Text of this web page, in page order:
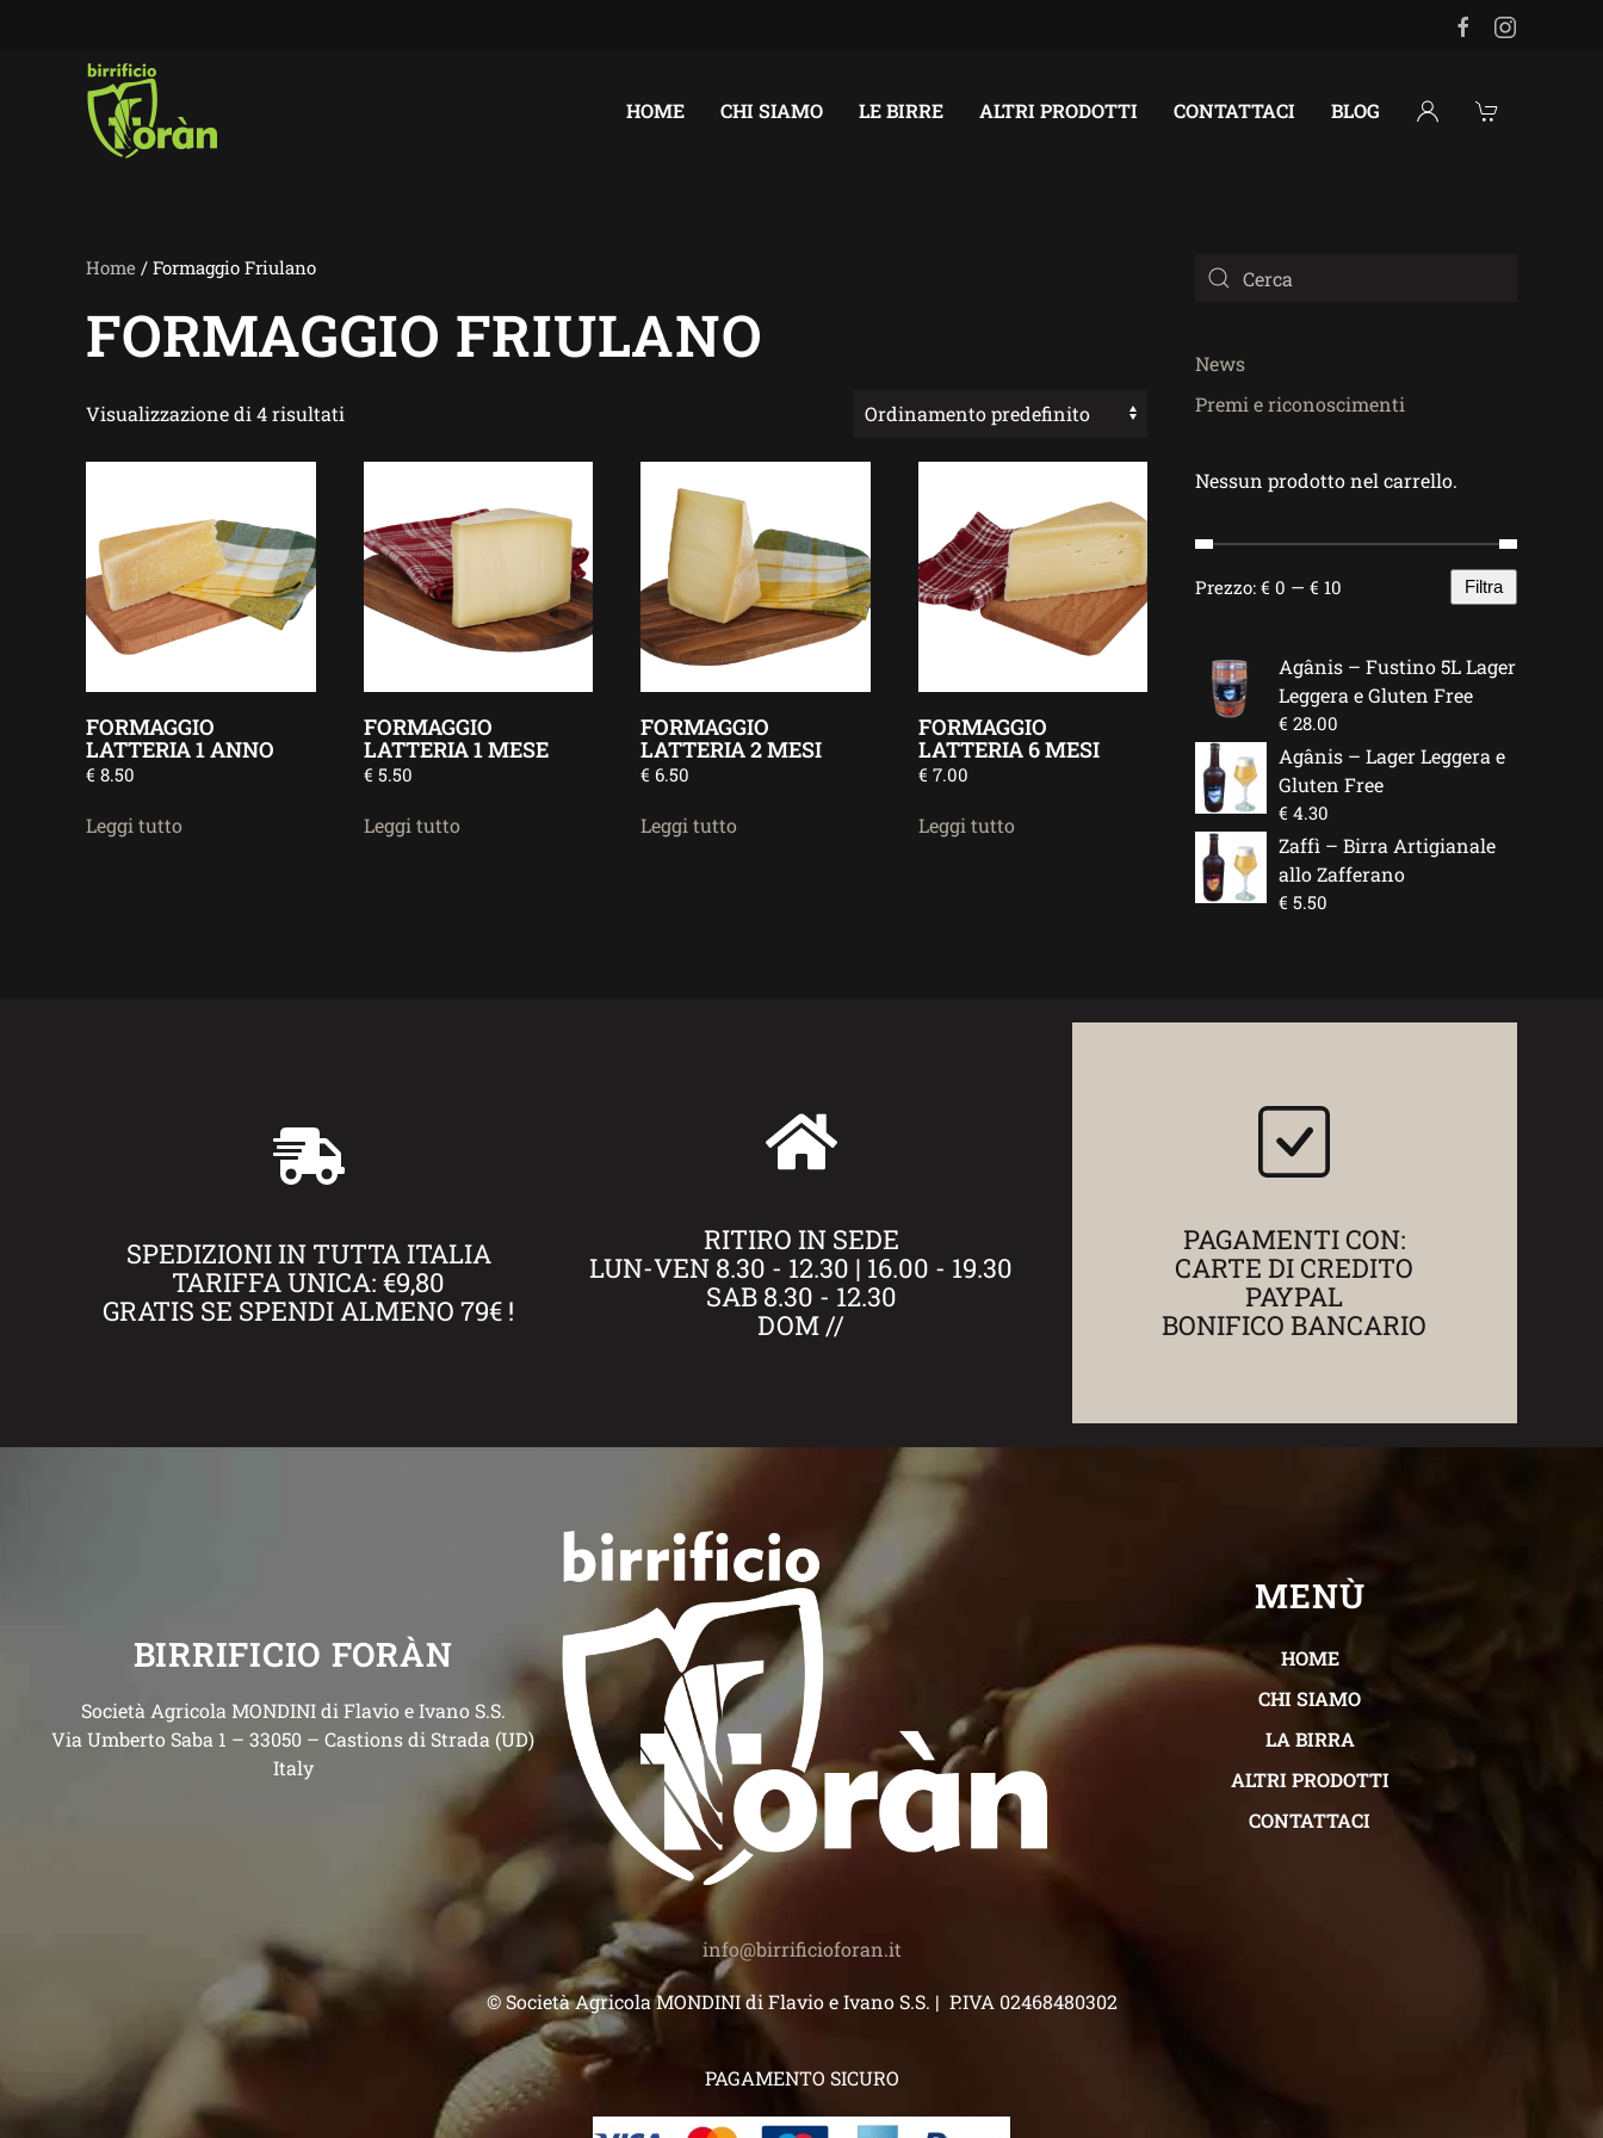
Skip to main content
HOME
CHI SIAMO LE BIRRE ALTRI PRODOTTI CONTATTACI BLOG
Home / Formaggio Friulano
FORMAGGIO FRIULANO
Visualizzazione di 4 risultati
FORMAGGIO
LATTERIA 1 ANNO
€ 8.50
Leggi tutto
FORMAGGIO
LATTERIA 1 MESE
€ 5.50
Leggi tutto
FORMAGGIO
LATTERIA 2 MESI
€ 6.50
Leggi tutto
FORMAGGIO
LATTERIA 6 MESI
€ 7.00
Leggi tutto
News
Premi e riconoscimenti
Nessun prodotto nel carrello.
Prezzo
Prezzo
Filtra
Prezzo: € 0 — € 10
Agânis – Fustino 5L Lager
Leggera e Gluten Free
€ 28.00
Agânis – Lager Leggera e
Gluten Free
€ 4.30
Zaffì – Birra Artigianale
allo Zafferano
€ 5.50
SPEDIZIONI IN TUTTA ITALIA
TARIFFA UNICA: €9,80
GRATIS SE SPENDI ALMENO 79€ !
RITIRO IN SEDE
LUN-VEN 8.30 - 12.30 | 16.00 - 19.30
SAB 8.30 - 12.30
DOM //
PAGAMENTI CON:
CARTE DI CREDITO
PAYPAL
BONIFICO BANCARIO
BIRRIFICIO FORÀN
Società Agricola MONDINI di Flavio e Ivano S.S.
Via Umberto Saba 1 – 33050 – Castions di Strada (UD)
Italy
MENÙ
HOME
CHI SIAMO
LA BIRRA
ALTRI PRODOTTI
CONTATTACI
info@birrificioforan.it
© Società Agricola MONDINI di Flavio e Ivano S.S. | P.IVA 02468480302
PAGAMENTO SICURO